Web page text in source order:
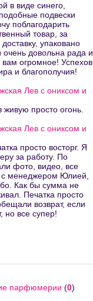
в виде синего,
подвески
поблагодарить
товар, за
упаковано
очень довольна рада и
огромное! Успехов
и благополучия!
Лев с ониксом и
живую просто огонь.
Лев с ониксом и
просто восторг. Я
за работу. По
фото, видео, все
менеджером Юлией,
Как бы сумма не
Печатка просто
возврат, если
но все супер!
парфюмерии (0)